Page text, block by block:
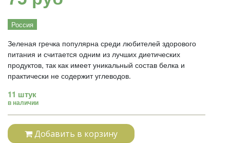
Россия
Зеленая гречка популярна среди любителей здорового
питания и считается одним из лучших диетических
продуктов, так как имеет уникальный состав белка и
практически не содержит углеводов.
11 штук
в наличии
Добавить в корзину